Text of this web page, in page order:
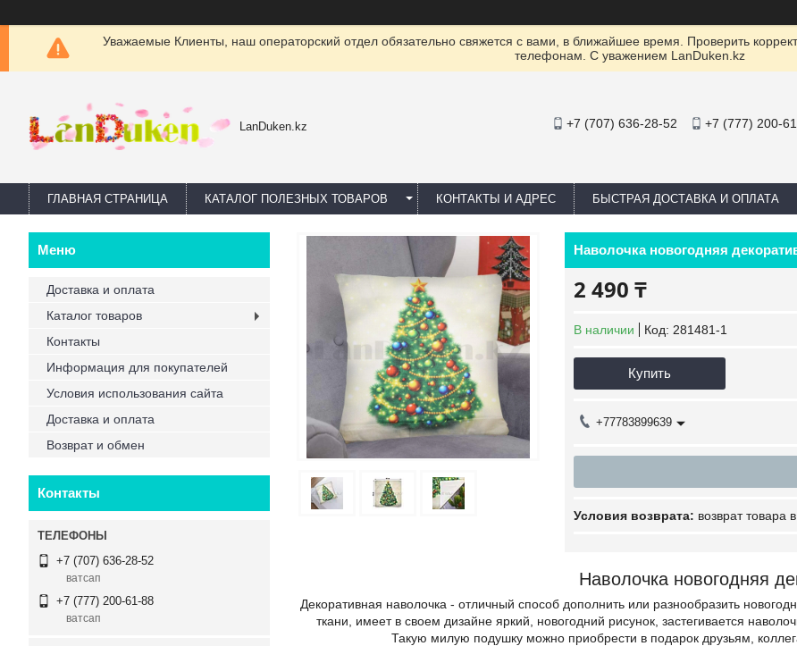
Уважаемые Клиенты, наш операторский отдел обязательно свяжется с вами, в ближайшее время. Проверить
телефонам. С уважением LanDuken.kz
LanDuken.kz +7 (707) 636-28-52 +7 (777) 200-
ГЛАВНАЯ СТРАНИЦА КАТАЛОГ ПОЛЕЗНЫХ ТОВАРОВ КОНТАКТЫ И АДРЕС БЫСТРАЯ ДОСТАВКА И ОПЛАТА
Наволочка новогодняя
2 490 ₸
В наличии Код: 281481-1
Купить
+77783899639
возврат товара
Наволочка новогодняя
Декоративная наволочка - отличный способ дополнить или разнообразить
ткани, имеет в своем дизайне яркий, новогодний рисунок, застегивается
Такую милую подушку можно приобрести в подарок друзьям,
Доставка и оплата
Каталог товаров
Контакты
Информация для покупателей
Условия использования сайта
Доставка и оплата
Возврат и обмен
Контакты
+7 (707) 636-28-52
ватсап
+7 (777) 200-61-88
ватсап